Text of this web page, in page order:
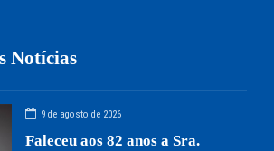
Notícias
9 de agosto de 2026
Faleceu aos 82 anos a Sra.